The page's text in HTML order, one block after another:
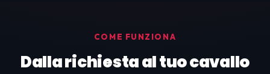
COME FUNZIONA
Dalla richiesta al tuo cavallo